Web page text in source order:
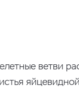
ветви